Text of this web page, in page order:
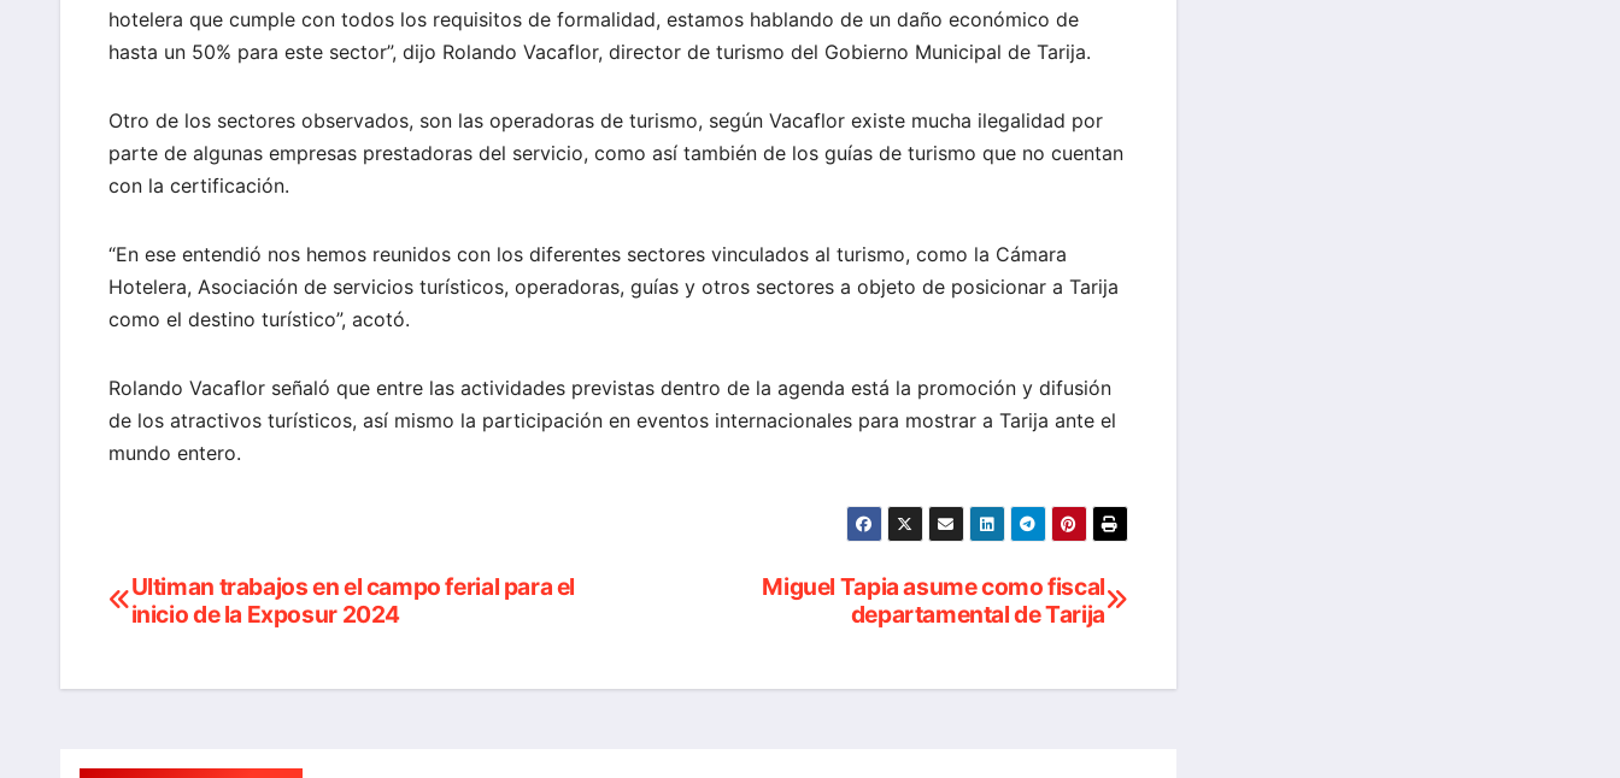
hotelera que cumple con todos los requisitos de formalidad, estamos hablando de un daño económico de
hasta un 50% para este sector”, dijo Rolando Vacaflor, director de turismo del Gobierno Municipal de Tarija.
Otro de los sectores observados, son las operadoras de turismo, según Vacaflor existe mucha ilegalidad por
parte de algunas empresas prestadoras del servicio, como así también de los guías de turismo que no cuentan
con la certificación.
“En ese entendió nos hemos reunidos con los diferentes sectores vinculados al turismo, como la Cámara
Hotelera, Asociación de servicios turísticos, operadoras, guías y otros sectores a objeto de posicionar a Tarija
como el destino turístico”, acotó.
Rolando Vacaflor señaló que entre las actividades previstas dentro de la agenda está la promoción y difusión
de los atractivos turísticos, así mismo la participación en eventos internacionales para mostrar a Tarija ante el
mundo entero.
Navegación
entradas
Miguel Tapia asume como fiscal
departamental de Tarija
Ultiman trabajos en el campo ferial para el
inicio de la Exposur 2024